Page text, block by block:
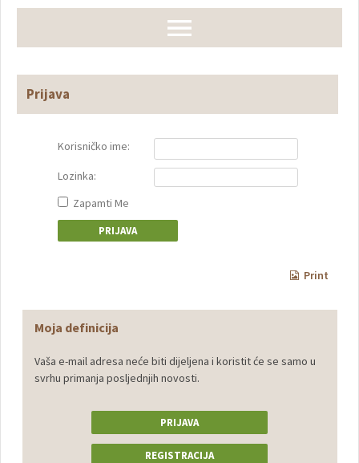
Prijava
Korisničko ime:
Lozinka:
Zapamti Me
Print
Moja definicija
Vaša e-mail adresa neće biti dijeljena i koristit će se samo u
svrhu primanja posljednjih novosti.
PRIJAVA
REGISTRACIJA